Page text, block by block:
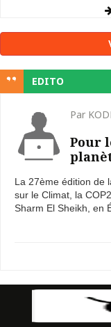
EDITO
Par
Pour
La 27ème édition de
sur le Climat, la
Sharm El Sheikh, en